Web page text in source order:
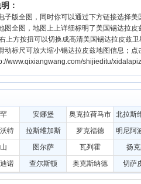
：
子版全图，同时你可以通过下方链接选择
图全图，地图上上详细标明了美国锡达拉
上方按扭可以切换成高清美国锡达拉皮兹
动标尺可放大缩小锡达拉皮兹地图信息；
www.qixiangwang.com/shijieditu/
安娜堡 奥克拉荷马市
北拉斯
特 拉斯维加斯 罗克福德
明尼阿
图尔萨 瓦列霍
扬
诺 查尔斯顿 奥克斯纳德 切萨